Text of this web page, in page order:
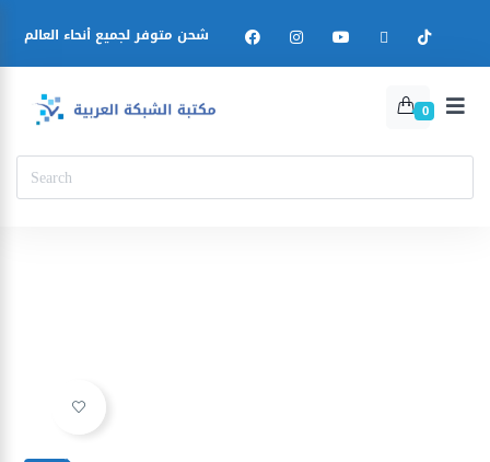
شحن متوفر لجميع أنحاء العالم
0